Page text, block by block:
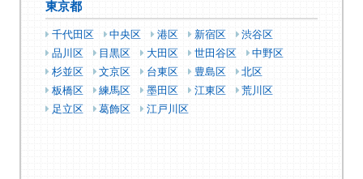
東京都
千代田区 中央区 港区 新宿区
渋谷区
品川区
目黒区 大田区 世田谷区
中野区
杉並区
文京区 台東区 豊島区
北区
板橋区
練馬区 墨田区 江東区
荒川区
足立区
葛飾区 江戸川区